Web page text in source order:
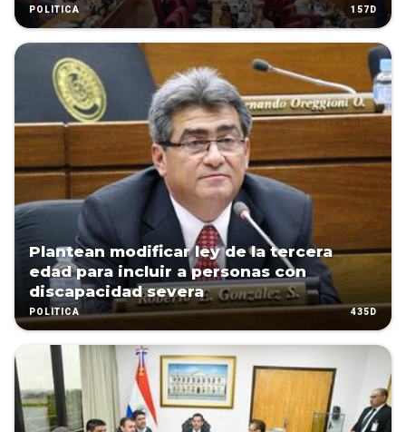
POLÍTICA 157D
Plantean modificar ley de la tercera
edad para incluir a personas con
discapacidad severa
POLÍTICA 435D